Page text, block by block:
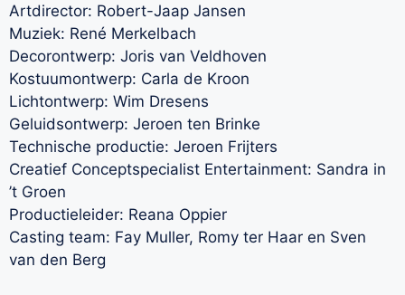
Artdirector: Robert-Jaap Jansen
Muziek: René Merkelbach
Decorontwerp: Joris van Veldhoven
Kostuumontwerp: Carla de Kroon
Lichtontwerp: Wim Dresens
Geluidsontwerp: Jeroen ten Brinke
Technische productie: Jeroen Frijters
Creatief Conceptspecialist Entertainment: Sandra in
’t Groen
Productieleider: Reana Oppier
Casting team: Fay Muller, Romy ter Haar en Sven
van den Berg